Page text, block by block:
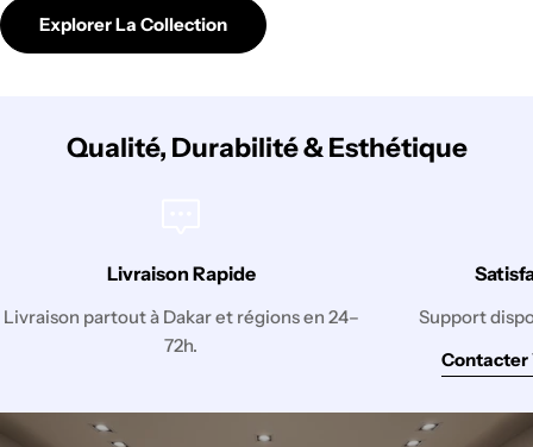
Explorer La Collection
Qualité, Durabilité & Esthétique
Livraison Rapide
Livraison partout à Dakar et régions en 24–
72h.
Support
Contacter